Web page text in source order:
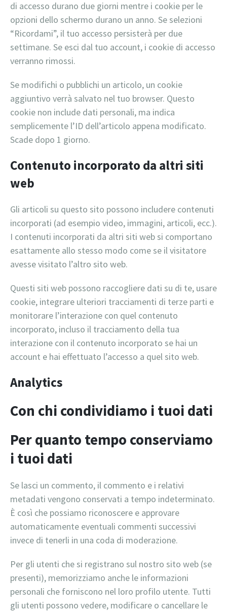
di accesso durano due giorni mentre i cookie per le
opzioni dello schermo durano un anno. Se selezioni
“Ricordami”, il tuo accesso persisterà per due
settimane. Se esci dal tuo account, i cookie di accesso
verranno rimossi.
Se modifichi o pubblichi un articolo, un cookie
aggiuntivo verrà salvato nel tuo browser. Questo
cookie non include dati personali, ma indica
semplicemente l’ID dell’articolo appena modificato.
Scade dopo 1 giorno.
Contenuto incorporato da altri siti
web
Gli articoli su questo sito possono includere contenuti
incorporati (ad esempio video, immagini, articoli, ecc.).
I contenuti incorporati da altri siti web si comportano
esattamente allo stesso modo come se il visitatore
avesse visitato l’altro sito web.
Questi siti web possono raccogliere dati su di te, usare
cookie, integrare ulteriori tracciamenti di terze parti e
monitorare l’interazione con quel contenuto
incorporato, incluso il tracciamento della tua
interazione con il contenuto incorporato se hai un
account e hai effettuato l’accesso a quel sito web.
Analytics
Con chi condividiamo i tuoi dati
Per quanto tempo conserviamo
i tuoi dati
Se lasci un commento, il commento e i relativi
metadati vengono conservati a tempo indeterminato.
È così che possiamo riconoscere e approvare
automaticamente eventuali commenti successivi
invece di tenerli in una coda di moderazione.
Per gli utenti che si registrano sul nostro sito web (se
presenti), memorizziamo anche le informazioni
personali che forniscono nel loro profilo utente. Tutti
gli utenti possono vedere, modificare o cancellare le